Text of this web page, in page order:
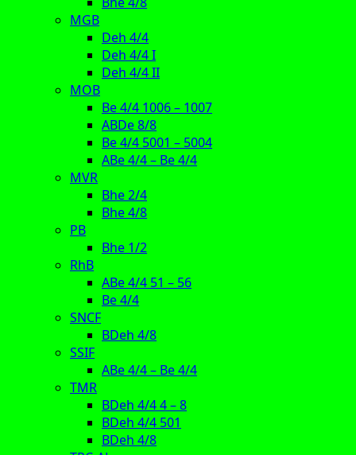
MGB
Deh 4/4
Deh 4/4 I
Deh 4/4 II
MOB
Be 4/4 1006 – 1007
ABDe 8/8
Be 4/4 5001 – 5004
ABe 4/4 – Be 4/4
MVR
Bhe 2/4
Bhe 4/8
PB
Bhe 1/2
RhB
ABe 4/4 51 – 56
Be 4/4
SNCF
BDeh 4/8
SSIF
ABe 4/4 – Be 4/4
TMR
BDeh 4/4 4 – 8
BDeh 4/4 501
BDeh 4/8